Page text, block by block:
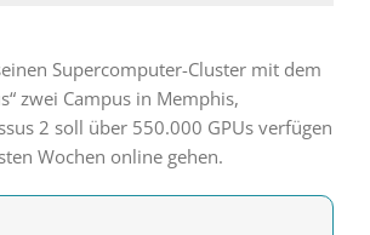
Supercomputer-Cluster mit dem
zwei Campus in Memphis,
2 soll über 550.000 GPUs verfügen
Wochen online gehen.